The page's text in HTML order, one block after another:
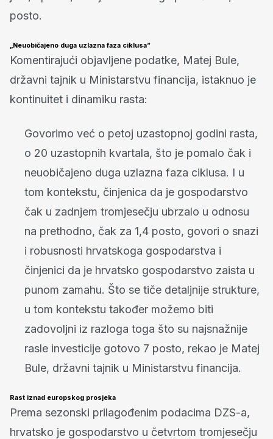
posto.
„Neuobičajeno duga uzlazna faza ciklusa“
Komentirajući objavljene podatke, Matej Bule,
državni tajnik u Ministarstvu financija, istaknuo je
kontinuitet i dinamiku rasta:
Govorimo već o petoj uzastopnoj godini rasta,
o 20 uzastopnih kvartala, što je pomalo čak i
neuobičajeno duga uzlazna faza ciklusa. I u
tom kontekstu, činjenica da je gospodarstvo
čak u zadnjem tromjesečju ubrzalo u odnosu
na prethodno, čak za 1,4 posto, govori o snazi
i robusnosti hrvatskoga gospodarstva i
činjenici da je hrvatsko gospodarstvo zaista u
punom zamahu. Što se tiče detaljnije strukture,
u tom kontekstu također možemo biti
zadovoljni iz razloga toga što su najsnažnije
rasle investicije gotovo 7 posto, rekao je Matej
Bule, državni tajnik u Ministarstvu financija.
Rast iznad europskog prosjeka
Prema sezonski prilagođenim podacima DZS-a,
hrvatsko je gospodarstvo u četvrtom tromjesečju